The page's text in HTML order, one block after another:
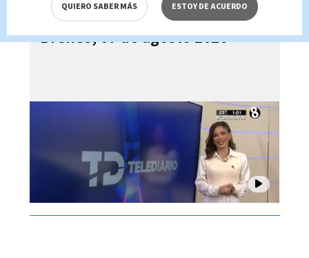
Telediario En Directo con Paula
Brenes, 07 de agosto 2026
QUIERO SABER MÁS ESTOY DE ACUERDO